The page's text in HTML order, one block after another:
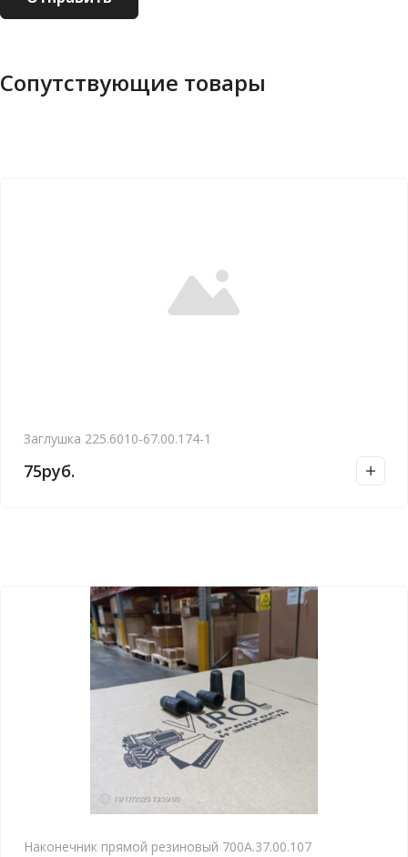
Сопутствующие товары
Заглушка 225.6010-67.00.174-1
75руб.
Наконечник прямой резиновый 700А.37.00.107